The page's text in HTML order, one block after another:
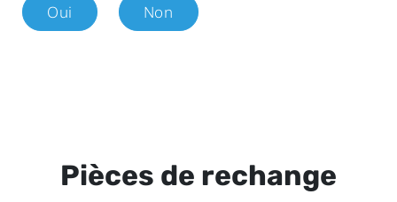
Oui Non
Pièces de rechange